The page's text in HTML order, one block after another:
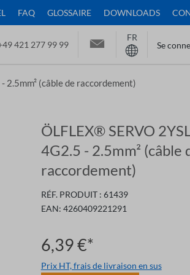
FAQ GLOSSAIRE DOWNLOADS
421 277 99 99
FR
Se
2.5mm² (câble de raccordement)
ÖLFLEX® SERVO
4G2.5 - 2.5mm² (câble
raccordement)
RÉF. PRODUIT : 61439
EAN: 4260409221291
6,39 €*
Prix HT, frais de livraison en sus